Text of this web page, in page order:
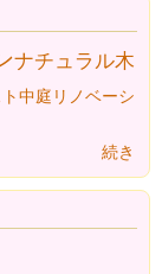
ナチュラル木
中庭 リノベーシ
続き